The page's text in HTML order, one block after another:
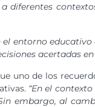
diferentes
el entorno
acertadas
uno de los
“En el
embargo, al